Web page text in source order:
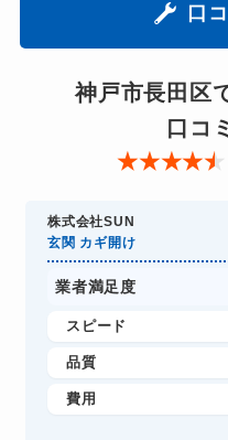
口
神戸市長田区
口コ
★★★★★
株式会社SUN
玄関 カギ開け
業者満足度
スピード
品質
費用